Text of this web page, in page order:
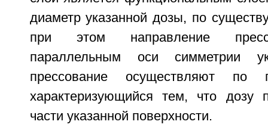
диаметр указанной дозы, по
при этом направление
параллельным оси симметрии
прессование осуществляют по
характеризующийся тем, что дозу
части указанной поверхности.